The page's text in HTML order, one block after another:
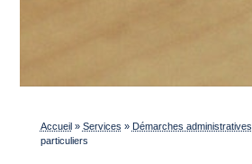
Accueil» Services » Démarches administratives
particuliers